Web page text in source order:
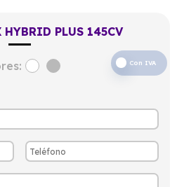
PLUS 145CV
Con IVA